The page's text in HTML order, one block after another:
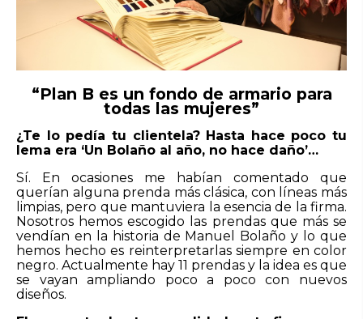
“Plan B es un fondo de armario para
todas las mujeres”
¿Te lo pedía tu clientela? Hasta hace poco tu
lema era ‘Un Bolaño al año, no hace daño’…
Sí. En ocasiones me habían comentado que
querían alguna prenda más clásica, con líneas más
limpias, pero que mantuviera la esencia de la firma.
Nosotros hemos escogido las prendas que más se
vendían en la historia de Manuel Bolaño y lo que
hemos hecho es reinterpretarlas siempre en color
negro. Actualmente hay 11 prendas y la idea es que
se vayan ampliando poco a poco con nuevos
diseños.